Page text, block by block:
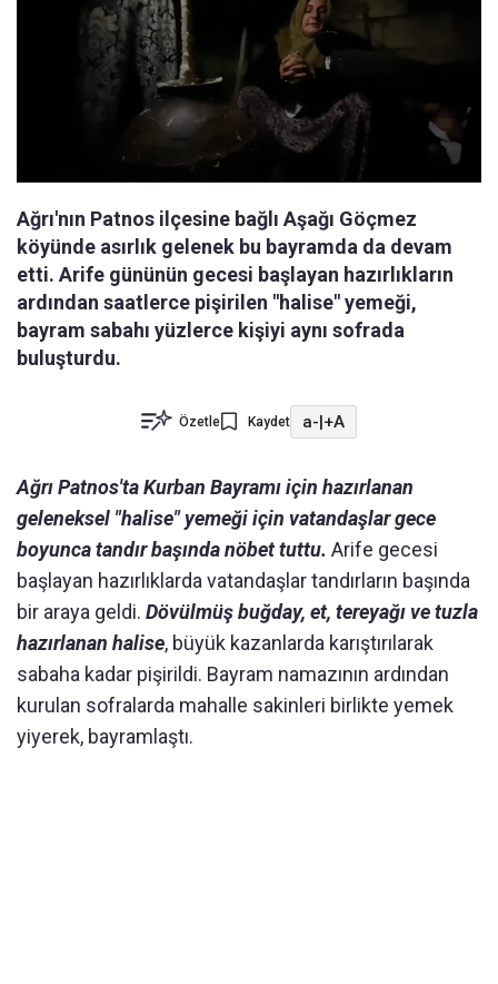
Ağrı'nın Patnos ilçesine bağlı Aşağı Göçmez
köyünde asırlık gelenek bu bayramda da devam
etti. Arife gününün gecesi başlayan hazırlıkların
ardından saatlerce pişirilen "halise" yemeği,
bayram sabahı yüzlerce kişiyi aynı sofrada
buluşturdu.
Özetle Kaydet a-|+A
Ağrı Patnos'ta Kurban Bayramı için hazırlanan
geleneksel "halise" yemeği için vatandaşlar gece
boyunca tandır başında nöbet tuttu. Arife gecesi
başlayan hazırlıklarda vatandaşlar tandırların başında
bir araya geldi. Dövülmüş buğday, et, tereyağı ve tuzla
hazırlanan halise, büyük kazanlarda karıştırılarak
sabaha kadar pişirildi. Bayram namazının ardından
kurulan sofralarda mahalle sakinleri birlikte yemek
yiyerek, bayramlaştı.